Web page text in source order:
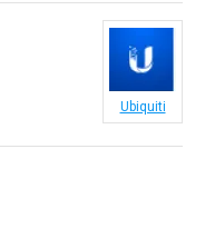
Ubiquiti